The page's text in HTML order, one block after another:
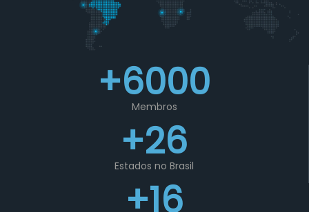
+6000
Membros
+26
Estados no Brasil
+16